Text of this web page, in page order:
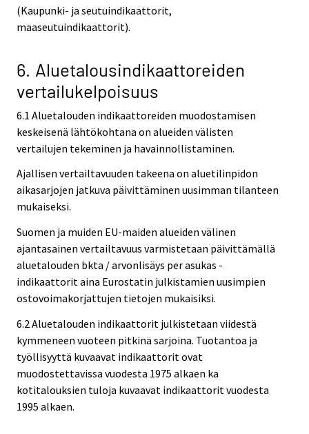
(Kaupunki- ja seutuindikaattorit,
maaseutuindikaattorit).
6. Aluetalousindikaattoreiden
vertailukelpoisuus
6.1 Aluetalouden indikaattoreiden muodostamisen
keskeisenä lähtökohtana on alueiden välisten
vertailujen tekeminen ja havainnollistaminen.
Ajallisen vertailtavuuden takeena on aluetilinpidon
aikasarjojen jatkuva päivittäminen uusimman tilanteen
mukaiseksi.
Suomen ja muiden EU-maiden alueiden välinen
ajantasainen vertailtavuus varmistetaan päivittämällä
aluetalouden bkta / arvonlisäys per asukas -
indikaattorit aina Eurostatin julkistamien uusimpien
ostovoimakorjattujen tietojen mukaisiksi.
6.2 Aluetalouden indikaattorit julkistetaan viidestä
kymmeneen vuoteen pitkinä sarjoina. Tuotantoa ja
työllisyyttä kuvaavat indikaattorit ovat
muodostettavissa vuodesta 1975 alkaen ka
kotitalouksien tuloja kuvaavat indikaattorit vuodesta
1995 alkaen.